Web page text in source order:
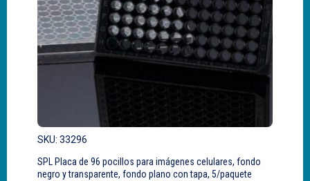
SKU: 33296
SPL Placa de 96 pocillos para imágenes celulares, fondo
negro y transparente, fondo plano con tapa, 5/paquete